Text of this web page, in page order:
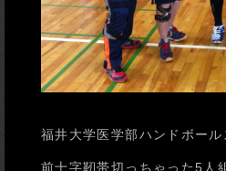
福井大学医学部ハンドボール
前十字靭帯切っちゃった5人